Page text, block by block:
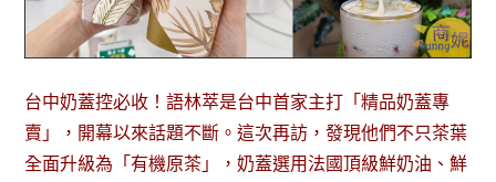
台中奶蓋控必收！語林萃是台中首家主打「精品奶蓋專
賣」，開幕以來話題不斷。這次再訪，發現他們不只茶葉
全面升級為「有機原茶」，奶蓋選用法國頂級鮮奶油、鮮